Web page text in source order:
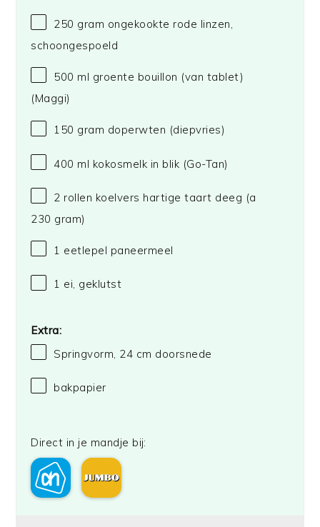
250 gram ongekookte rode linzen,
schoongespoeld
500 ml groente bouillon (van tablet)
(Maggi)
150 gram doperwten (diepvries)
400 ml kokosmelk in blik (Go-Tan)
2 rollen koelvers hartige taart deeg (a
230 gram)
1 eetlepel paneermeel
1 ei, geklutst
Extra:
Springvorm, 24 cm doorsnede
bakpapier
Direct in je mandje bij: